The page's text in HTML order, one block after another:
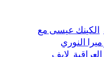
الكينك عيسى مع
النوري
لايف